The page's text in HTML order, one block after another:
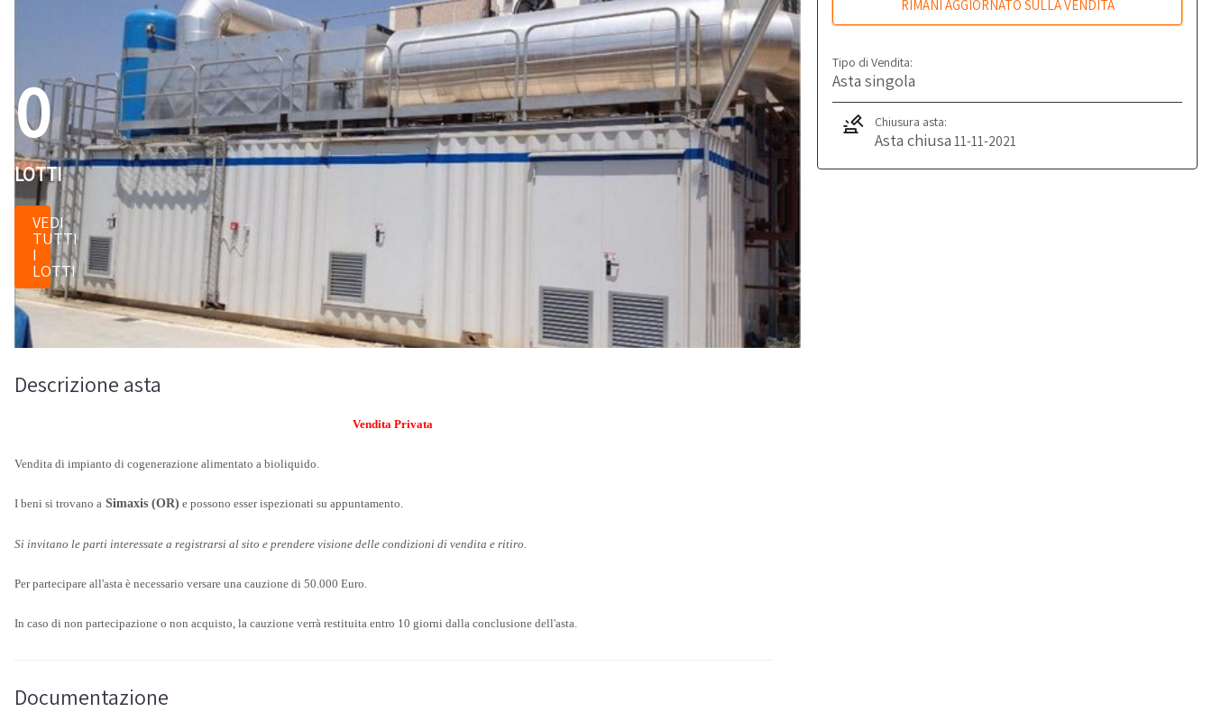
0
LOTTI
VEDI
TUTTI
I
LOTTI
RIMANI AGGIORNATO SULLA VENDITA
Tipo di Vendita:
Asta singola
Chiusura asta:
Asta chiusa 11-11-2021
Descrizione asta
Vendita Privata
Vendita di impianto di cogenerazione alimentato a bioliquido.
I beni si trovano a Simaxis (OR) e possono esser ispezionati su appuntamento.
Si invitano le parti interessate a registrarsi al sito e prendere visione delle condizioni di vendita e ritiro.
Per partecipare all'asta è necessario versare una cauzione di 50.000 Euro.
In caso di non partecipazione o non acquisto, la cauzione verrà restituita entro 10 giorni dalla conclusione dell'asta.
Documentazione